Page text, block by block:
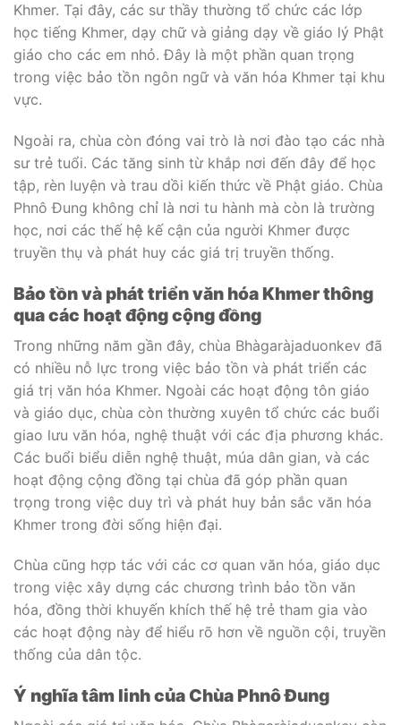
Khmer. Tại đây, các sư thầy thường tổ chức các lớp
học tiếng Khmer, dạy chữ và giảng dạy về giáo lý Phật
giáo cho các em nhỏ. Đây là một phần quan trọng
trong việc bảo tồn ngôn ngữ và văn hóa Khmer tại khu
vực.
Ngoài ra, chùa còn đóng vai trò là nơi đào tạo các nhà
sư trẻ tuổi. Các tăng sinh từ khắp nơi đến đây để học
tập, rèn luyện và trau dồi kiến thức về Phật giáo. Chùa
Phnô Đung không chỉ là nơi tu hành mà còn là trường
học, nơi các thế hệ kế cận của người Khmer được
truyền thụ và phát huy các giá trị truyền thống.
Bảo tồn và phát triển văn hóa Khmer thông
qua các hoạt động cộng đồng
Trong những năm gần đây, chùa Bhàgaràjaduonkev đã
có nhiều nỗ lực trong việc bảo tồn và phát triển các
giá trị văn hóa Khmer. Ngoài các hoạt động tôn giáo
và giáo dục, chùa còn thường xuyên tổ chức các buổi
giao lưu văn hóa, nghệ thuật với các địa phương khác.
Các buổi biểu diễn nghệ thuật, múa dân gian, và các
hoạt động cộng đồng tại chùa đã góp phần quan
trọng trong việc duy trì và phát huy bản sắc văn hóa
Khmer trong đời sống hiện đại.
Chùa cũng hợp tác với các cơ quan văn hóa, giáo dục
trong việc xây dựng các chương trình bảo tồn văn
hóa, đồng thời khuyến khích thế hệ trẻ tham gia vào
các hoạt động này để hiểu rõ hơn về nguồn cội, truyền
thống của dân tộc.
Ý nghĩa tâm linh của Chùa Phnô Đung